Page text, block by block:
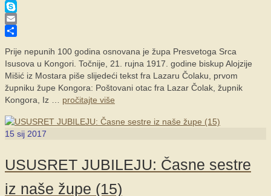
Twitter
Skype
Email
Prije nepunih 100 godina osnovana je župa Presvetoga Srca
Isusova u Kongori. Točnije, 21. rujna 1917. godine biskup Alojzije
Mišić iz Mostara piše slijedeći tekst fra Lazaru Čolaku, prvom
župniku župe Kongora: Poštovani otac fra Lazar Čolak, župnik
Kongora, Iz … pročitajte više
15 sij 2017
USUSRET JUBILEJU: Časne sestre
iz naše župe (15)